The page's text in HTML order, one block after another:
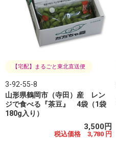
【宅配】まるごと東北直送便
3-92-55-8
山形県鶴岡市（寺田）産 レン
ジで食べる『茶豆』 4袋（1袋
180g入り）
3,500円
税込価格 3,780 円